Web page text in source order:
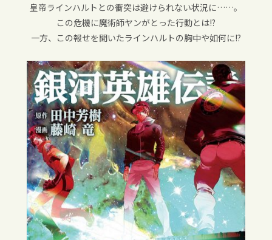
皇帝ラインハルトとの衝突は避けられない状況に……。
この危機に魔術師ヤンがとった行動とは!?
一方、この報せを聞いたラインハルトの胸中や如何に!?